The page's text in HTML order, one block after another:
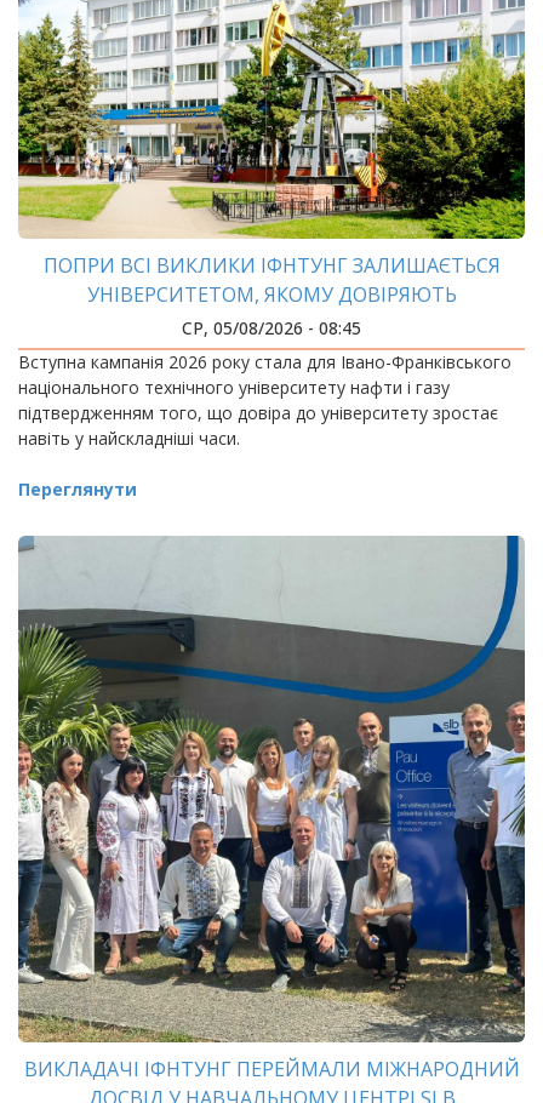
ПОПРИ ВСІ ВИКЛИКИ ІФНТУНГ ЗАЛИШАЄТЬСЯ
УНІВЕРСИТЕТОМ, ЯКОМУ ДОВІРЯЮТЬ
СР, 05/08/2026 - 08:45
Вступна кампанія 2026 року стала для Івано-Франківського
національного технічного університету нафти і газу
підтвердженням того, що довіра до університету зростає
навіть у найскладніші часи.
Переглянути
ВИКЛАДАЧІ ІФНТУНГ ПЕРЕЙМАЛИ МІЖНАРОДНИЙ